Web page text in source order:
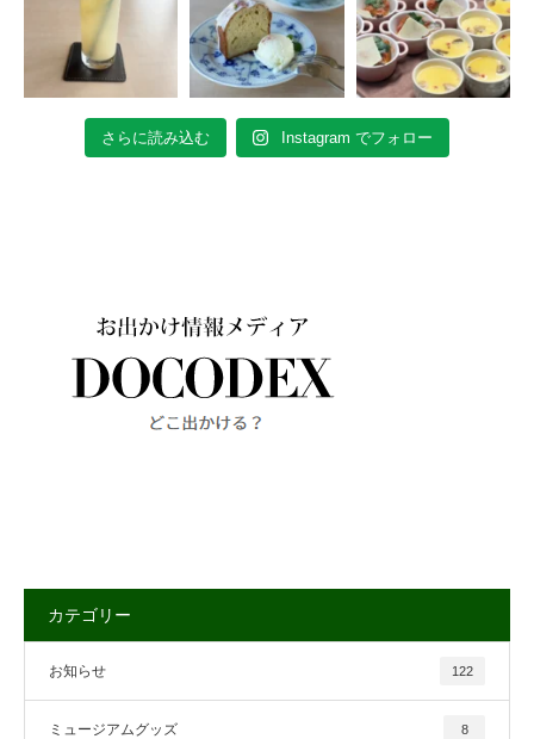
さらに読み込む Instagram でフォロー
カテゴリー
お知らせ 122
ミュージアムグッズ 8